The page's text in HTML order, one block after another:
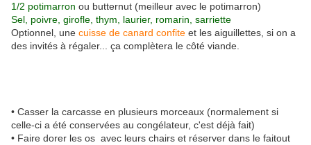
1/2 potimarron ou butternut (meilleur avec le potimarron)
Sel, poivre, girofle, thym, laurier, romarin, sarriette
Optionnel, une cuisse de canard confite et les aiguillettes, si on a
des invités à régaler... ça complètera le côté viande.
• Casser la carcasse en plusieurs morceaux (normalement si
celle-ci a été conservées au congélateur, c'est déjà fait)
• Faire dorer les os avec leurs chairs et réserver dans le faitout